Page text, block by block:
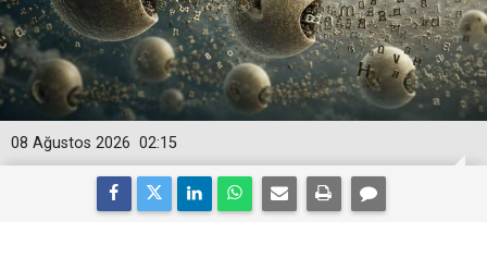
02:15
08 Ağustos 2026